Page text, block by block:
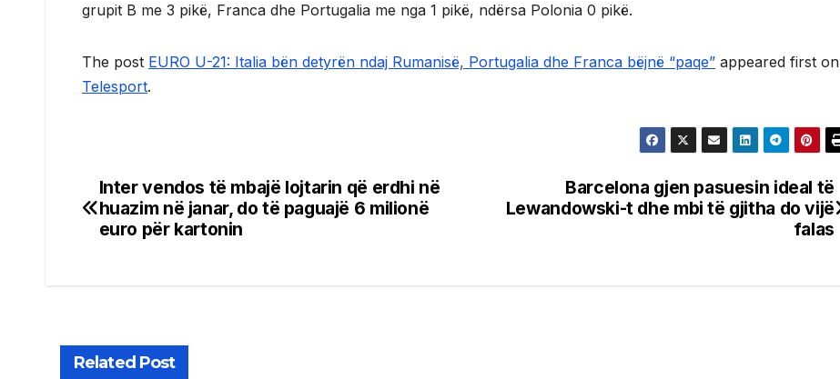
grupit B me 3 pikë, Franca dhe Portugalia me nga 1 pikë, ndërsa Polonia 0 pikë.
The post EURO U-21: Italia bën detyrën ndaj Rumanisë, Portugalia dhe Franca bëjnë “paqe” appeared first on
Telesport.
Post
navigation
Barcelona gjen pasuesin ideal të
Lewandowski-t dhe mbi të gjitha do vijë
falas
Inter vendos të mbajë lojtarin që erdhi në
huazim në janar, do të paguajë 6 milionë
euro për kartonin
Related Post